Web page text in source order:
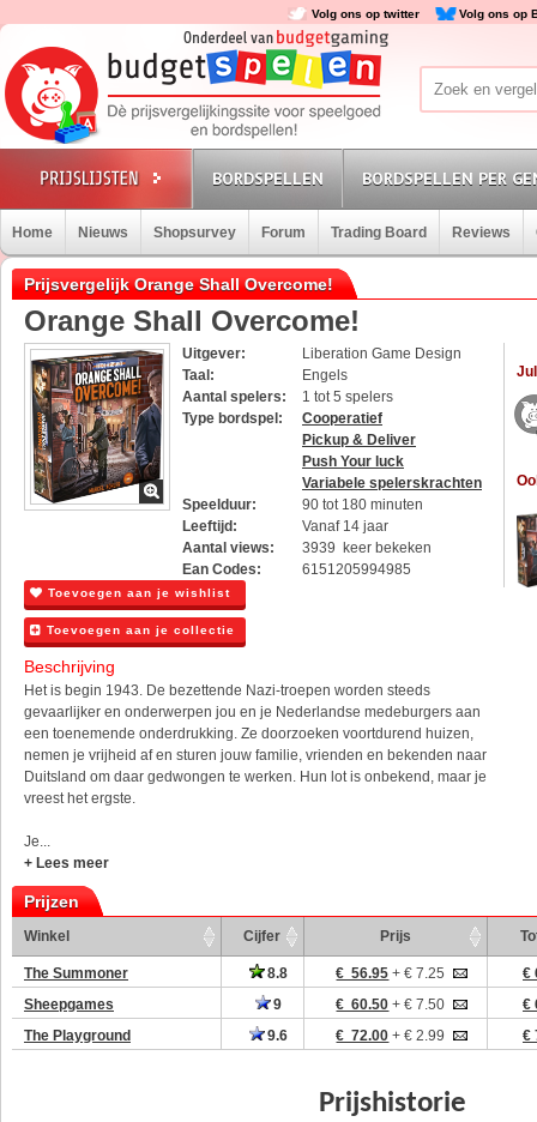
Volg ons op twitter Volg ons op
BORDSPELLEN BORDSPELLEN PER
Home Nieuws Shopsurvey Forum Trading Board Reviews
Prijsvergelijk Orange Shall Overcome!
Orange Shall Overcome!
Uitgever:
Liberation Game Design
Taal:
Engels
Aantal spelers:
1 tot 5 spelers
Type bordspel:
Cooperatief
Pickup & Deliver
Push Your luck
Variabele spelerskrachten
Speelduur:
90 tot 180 minuten
Leeftijd:
Vanaf 14 jaar
Aantal views:
3939 keer bekeken
Ean Codes:
6151205994985
Toevoegen aan je wishlist
Toevoegen aan je collectie
Beschrijving
Het is begin 1943. De bezettende Nazi-troepen worden steeds
gevaarlijker en onderwerpen jou en je Nederlandse medeburgers aan
een toenemende onderdrukking. Ze doorzoeken voortdurend huizen,
nemen je vrijheid af en sturen jouw familie, vrienden en bekenden naar
Duitsland om daar gedwongen te werken. Hun lot is onbekend, maar je
vreest het ergste.
Je...
+ Lees meer
Prijzen
Winkel Cijfer Prijs
The Summoner 8.8 € 56.95 + € 7.25
€
Sheepgames
9 € 60.50 + € 7.50
€
The Playground
9.6 € 72.00 + € 2.99 €